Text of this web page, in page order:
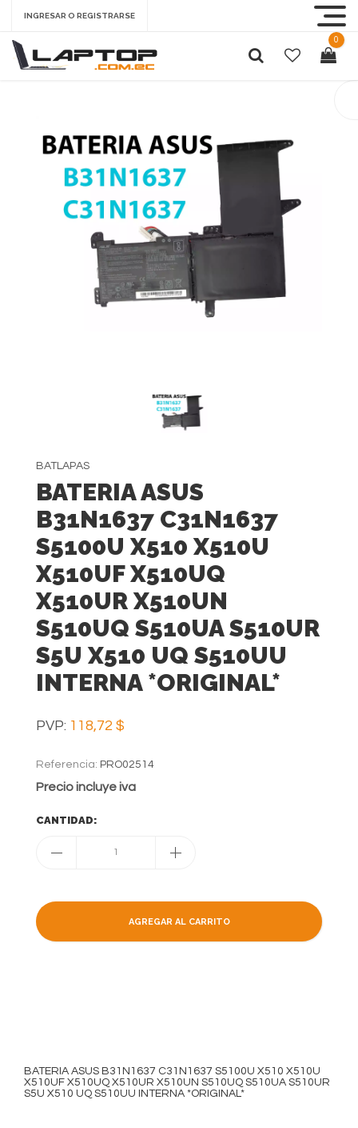
INGRESAR O REGISTRARSE
0
BATLAPAS
BATERIA ASUS
B31N1637 C31N1637
S5100U X510 X510U
X510UF X510UQ
X510UR X510UN
S510UQ S510UA S510UR
S5U X510 UQ S510UU
INTERNA *ORIGINAL*
PVP: 118,72 $
Referencia: PRO02514
Precio incluye iva
CANTIDAD:
1
AGREGAR AL CARRITO
BATERIA ASUS B31N1637 C31N1637 S5100U X510 X510U
X510UF X510UQ X510UR X510UN S510UQ S510UA S510UR
S5U X510 UQ S510UU INTERNA *ORIGINAL*